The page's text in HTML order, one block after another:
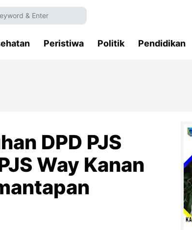
Peristiwa Politik Pendidikan
DPD PJS
Way Kanan